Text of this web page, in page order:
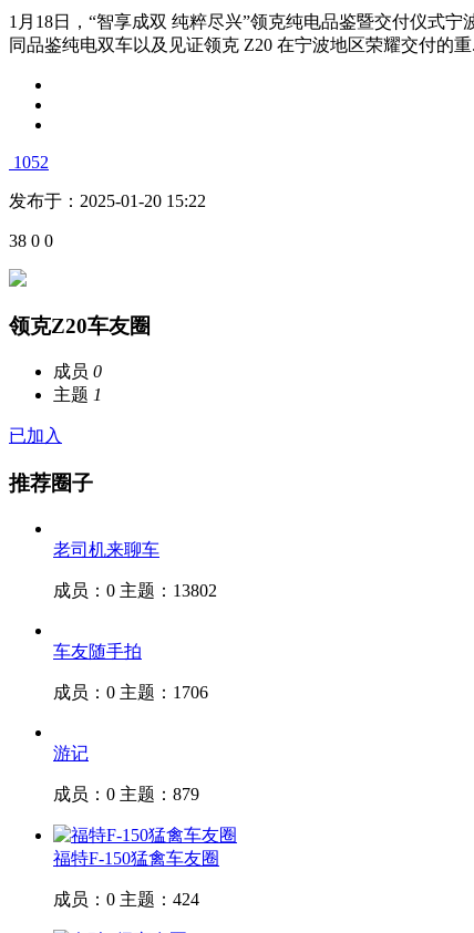
1月18日，“智享成双 纯粹尽兴”领克纯电品鉴暨交付仪式
同品鉴纯电双车以及见证领克 Z20 在宁波地区荣耀交付的重
1052
发布于：2025-01-20 15:22
38 0 0
领克Z20车友圈
成员 0
主题 1
已加入
推荐圈子
老司机来聊车
成员：0 主题：13802
车友随手拍
成员：0 主题：1706
游记
成员：0 主题：879
福特F-150猛禽车友圈
成员：0 主题：424